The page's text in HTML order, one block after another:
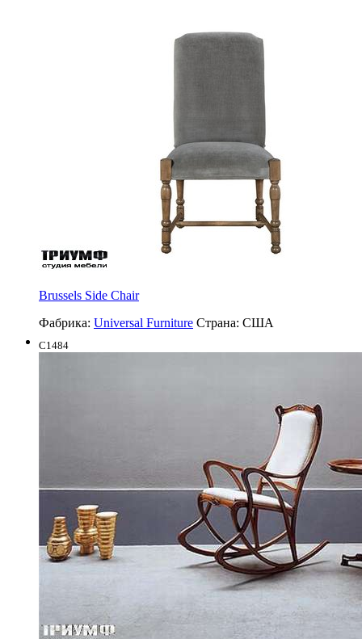
Brussels Side Chair
Фабрика: Universal Furniture Страна: США
C1484